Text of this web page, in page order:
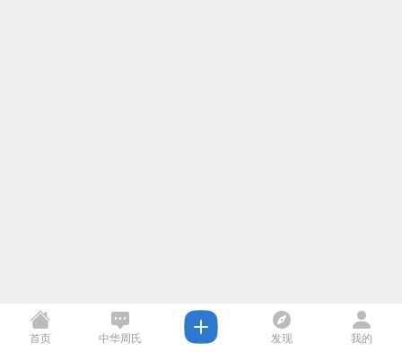
首页 中华周氏 发现 我的